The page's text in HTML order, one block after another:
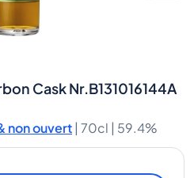
Cask Nr.B131016144A
non ouvert | 70cl | 59.4%